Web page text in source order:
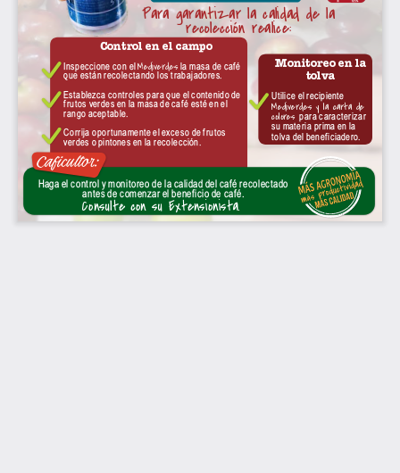
Consulte con su Extensionista.
Caficultor:
Haga el control y monitoreo de la calidad del café recolectado
antes de comenzar el benef icio de café.
Monitoreo en la
tolva
Utilice el recipiente
Mediverdes y la carta de
colores para caracterizar
su materia prima en la
tolva del benef iciadero.
Control en el campo
Inspeccione con el Mediverdes la masa de café
que están recolectando los trabajadores.
Establezca controles para que el contenido de
frutos verdes en la masa de café esté en el
rango aceptable.
Corrija opor tunamente el exceso de frutos
verdes o pintones en la recolección.
Para garantizar la calidad de la
recolección realice: